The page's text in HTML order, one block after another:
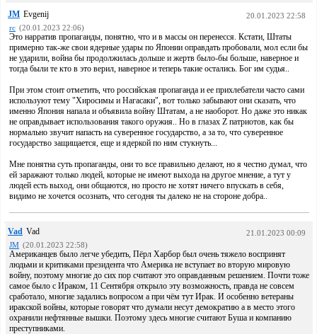
JM Evgenij
20.01.2023 22:58
rc (20.01.2023 22:06)
Это нарратив пропаганды, понятно, что и в массы он перенесся. Кстати, Штаты
примерно так-же свои ядерные удары по Японии оправдать пробовали, мол если бы
не ударили, война бы продолжилась дольше и жертв было-бы больше, наверное и
тогда были те кто в это верил, наверное и теперь такие остались. Бог им судья..
При этом стоит отметить, что российская пропаганда и ее прихлебатели часто сами
используют тему "Хиросимы и Нагасаки", вот только забывают они сказать, что
именно Япония напала и объявила войну Штатам, а не наоборот. Но даже это никак
не оправдывает использования такого оружия.. Но в глазах Z патриотов, как бы
нормально звучит напасть на суверенное государство, а за то, что суверенное
государство защищается, еще и ядеркой по ним стукнуть...
Мне понятна суть пропаганды, они то все правильно делают, но я честно думал, что
ей заражают только людей, которые не имеют выхода на другое мнение, а тут у
людей есть выход, они общаются, но просто не хотят ничего впускать в себя,
видимо не хочется осознать, что сегодня ты далеко не на стороне добра..
Vad Vad
21.01.2023 00:09
JM (20.01.2023 22:58)
Американцев было легче убедить, Пёрл Харбор был очень тяжело воспринят
людьми и критиками президента что Америка не вступает во вторую мировую
войну, поэтому многие до сих пор считают это оправданным решением. Почти тоже
самое было с Ираком, 11 Сентября открыло эту возможность, правда не совсем
сработало, многие задались вопросом а при чём тут Ирак. И особенно ветераны
иракской войны, которые говорят что думали несут демократию а в место этого
охранили нефтянные вышки. Поэтому здесь многие считают Буша и компанию
преступниками.